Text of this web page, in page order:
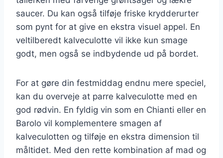
saucer. Du kan også tilføje friske krydderurter
som pynt for at give en ekstra visuel appel. En
veltilberedt kalveculotte vil ikke kun smage
godt, men også se indbydende ud på bordet.
For at gøre din festmiddag endnu mere speciel,
kan du overveje at parre kalveculotte med en
god rødvin. En fyldig vin som en Chianti eller en
Barolo vil komplementere smagen af
kalveculotten og tilføje en ekstra dimension til
måltidet. Med den rette kombination af mad og